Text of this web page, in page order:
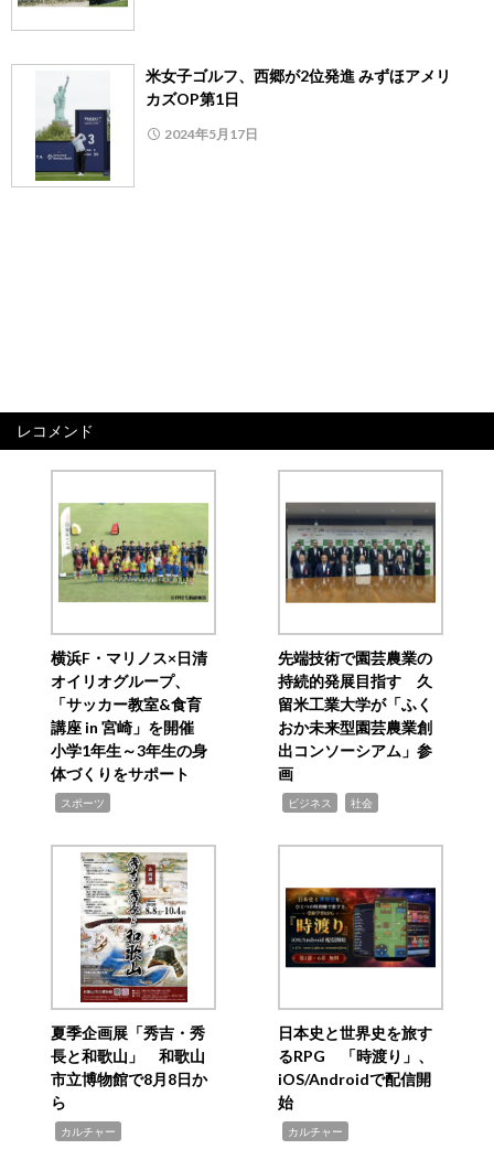
米女子ゴルフ、西郷が2位発進 みずほアメリ
カズOP第1日
2024年5月17日
レコメンド
横浜F・マリノス×日清
オイリオグループ、
「サッカー教室&食育
講座 in 宮崎」を開催
小学1年生～3年生の身
体づくりをサポート
スポーツ
先端技術で園芸農業の
持続的発展目指す 久
留米工業大学が「ふく
おか未来型園芸農業創
出コンソーシアム」参
画
ビジネス 社会
夏季企画展「秀吉・秀
長と和歌山」 和歌山
市立博物館で8月8日か
ら
カルチャー
日本史と世界史を旅す
るRPG 「時渡り」、
iOS/Androidで配信開
始
カルチャー